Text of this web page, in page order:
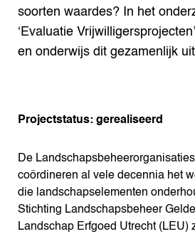
soorten waardes? In het
‘Evaluatie
en onderwijs dit gezamenlijk
Projectstatus: gerealiseerd
De
coördineren al vele decennia het
die landschapselementen
Stichting Landschapsbeheer
Landschap Erfgoed Utrecht (LEU)